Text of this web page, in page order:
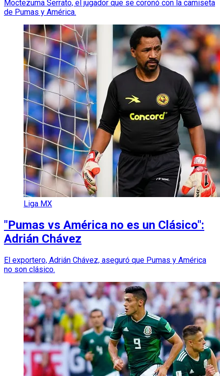
Moctezuma Serrato, el jugador que se coronó con la camiseta
de Pumas y América.
Liga MX
"Pumas vs América no es un Clásico":
Adrián Chávez
El exportero, Adrián Chávez, aseguró que Pumas y América
no son clásico.